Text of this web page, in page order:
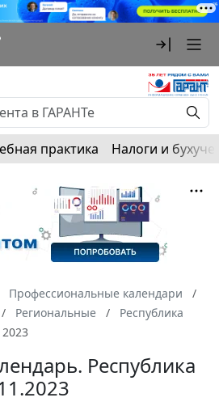
практика Налоги и
Профессиональные календари
Региональные
Республика
Республика